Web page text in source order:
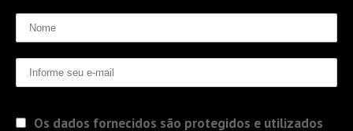
Os dados fornecidos são protegidos e utilizados